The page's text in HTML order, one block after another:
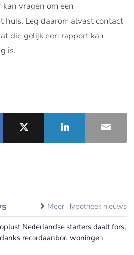
vragen om een
huis. Leg daarom alvast contact
die gelijk een rapport kan
is.
Meer Hypotheek nieuws
Nederlandse starters daalt fors,
recordaanbod woningen